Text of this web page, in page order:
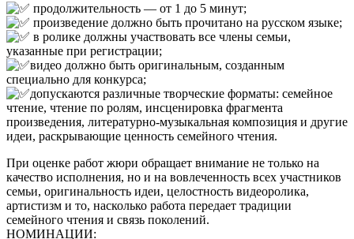
продолжительность — от 1 до 5 минут;
произведение должно быть прочитано на русском языке;
в ролике должны участвовать все члены семьи,
указанные при регистрации;
видео должно быть оригинальным, созданным
специально для конкурса;
допускаются различные творческие форматы: семейное
чтение, чтение по ролям, инсценировка фрагмента
произведения, литературно-музыкальная композиция и другие
идеи, раскрывающие ценность семейного чтения.
При оценке работ жюри обращает внимание не только на
качество исполнения, но и на вовлеченность всех участников
семьи, оригинальность идеи, целостность видеоролика,
артистизм и то, насколько работа передает традиции
семейного чтения и связь поколений.
НОМИНАЦИИ: